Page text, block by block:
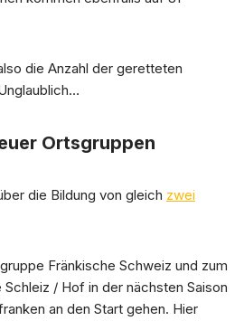
die Anzahl der geretteten
Ortsgruppen
die Bildung von gleich zwei
Fränkische Schweiz und zum
/ Hof in der nächsten Saison
an den Start gehen. Hier